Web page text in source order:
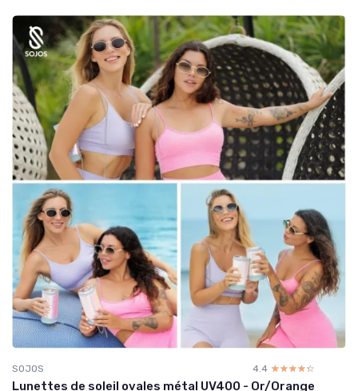
SOJOS 4.4 ☆☆☆☆☆
★★★★★
Lunettes de soleil ovales métal UV400 - Or/Orange